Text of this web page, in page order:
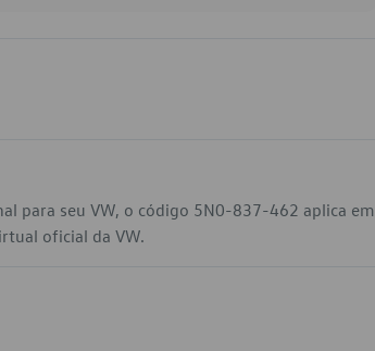
para seu VW, o código 5N0-837-462 aplica em
oficial da VW.